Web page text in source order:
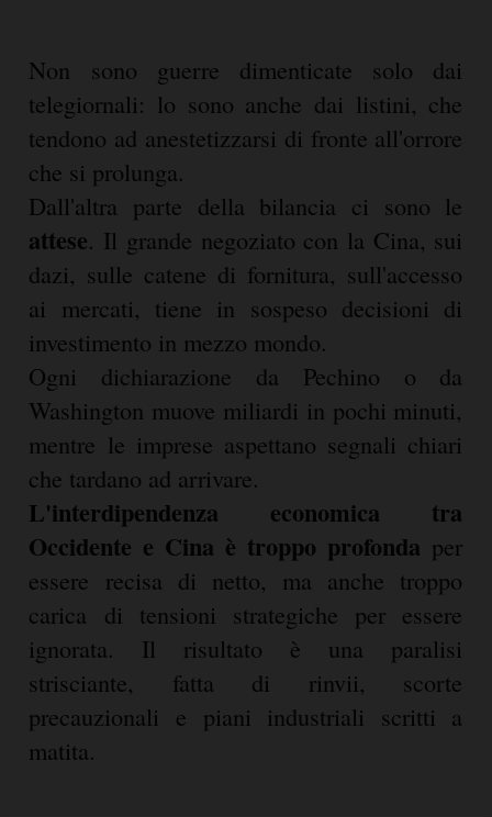
Non sono guerre dimenticate solo dai
telegiornali: lo sono anche dai listini, che
tendono ad anestetizzarsi di fronte all'orrore
che si prolunga.
Dall'altra parte della bilancia ci sono le
attese. Il grande negoziato con la Cina, sui
dazi, sulle catene di fornitura, sull'accesso
ai mercati, tiene in sospeso decisioni di
investimento in mezzo mondo.
Ogni dichiarazione da Pechino o da
Washington muove miliardi in pochi minuti,
mentre le imprese aspettano segnali chiari
che tardano ad arrivare.
L'interdipendenza economica tra
Occidente e Cina è troppo profonda per
essere recisa di netto, ma anche troppo
carica di tensioni strategiche per essere
ignorata. Il risultato è una paralisi
strisciante, fatta di rinvii, scorte
precauzionali e piani industriali scritti a
matita.